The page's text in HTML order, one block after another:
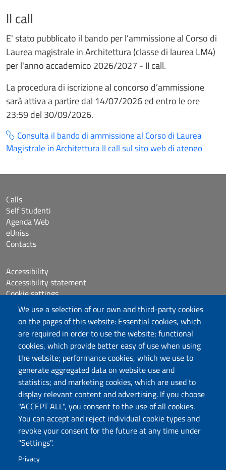
We use a selection of our own and third-party cookies
on the pages of this website: Essential cookies, which
are required in order to use the website; functional
cookies, which provide better easy of use when using
the website; performance cookies, which we use to
generate aggregated data on website use and
statistics; and marketing cookies, which are used to
display relevant content and advertising. If you choose
"ACCEPT ALL", you consent to the use of all cookies.
You can accept and reject individual cookie types and
revoke your consent for the future at any time under
"Settings".
Privacy
II call
E' stato pubblicato il bando per l’ammissione al Corso di
Laurea magistrale in Architettura (classe di laurea LM4)
per l'anno accademico 2026/2027 - II call.
La procedura di iscrizione al concorso d’ammissione
sarà attiva a partire dal 14/07/2026 ed entro le ore
23:59 del 30/09/2026.
Consulta il bando di ammissione al Corso di Laurea
Magistrale in Architettura II call sul sito web di ateneo
DADU – Dipartimento di Architettura, Design e
Urbanistica
Università degli Studi di Sassari
Palazzo del Pou Salit – Piazza Duomo,
6- 07041 Alghero
dip.architettura.design.urbanistica@pec.uniss.it
aaadip@uniss.it
Calls
Self Studenti
Agenda Web
eUniss
Contacts
Accessibility
Accessibility statement
Cookie settings
Sitemap
Protocollo
Follow us